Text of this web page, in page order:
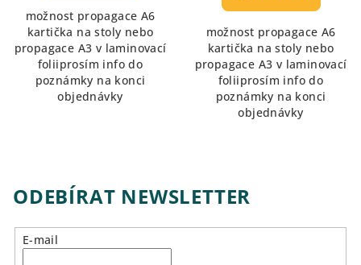
z
5
hvězdiček.
možnost propagace A6
kartička na stoly nebo
propagace A3 v laminovací
foliiprosím info do
poznámky na konci
objednávky
možnost propagace A6
kartička na stoly nebo
propagace A3 v laminovací
foliiprosím info do
poznámky na konci
objednávky
ODEBÍRAT NEWSLETTER
E-mail